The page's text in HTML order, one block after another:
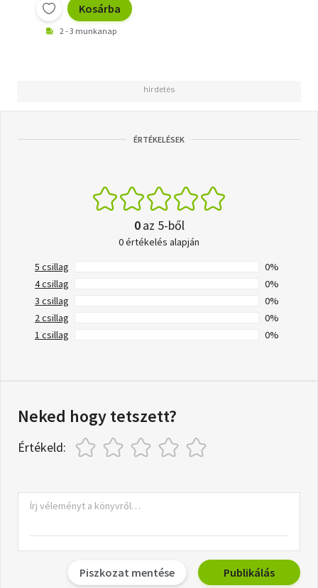
Kosárba
2 - 3 munkanap
ÉRTÉKELÉSEK
0az 5-ből
0 értékelés alapján
5 csillag
0%
4 csillag
0%
3 csillag
0%
2 csillag
0%
1 csillag
0%
Neked hogy tetszett?
Értékeld:
Piszkozat mentése Publikálás